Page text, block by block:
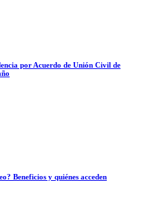
por Acuerdo de Unión Civil de
Beneficios y quiénes acceden